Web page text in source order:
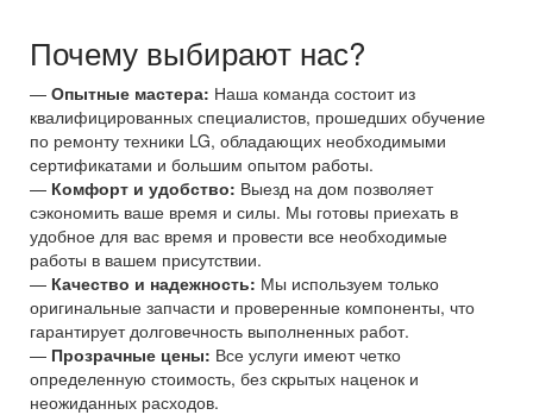
Почему выбирают нас?
— Опытные мастера: Наша команда состоит из
квалифицированных специалистов, прошедших обучение
по ремонту техники LG, обладающих необходимыми
сертификатами и большим опытом работы.
— Комфорт и удобство: Выезд на дом позволяет
сэкономить ваше время и силы. Мы готовы приехать в
удобное для вас время и провести все необходимые
работы в вашем присутствии.
— Качество и надежность: Мы используем только
оригинальные запчасти и проверенные компоненты, что
гарантирует долговечность выполненных работ.
— Прозрачные цены: Все услуги имеют четко
определенную стоимость, без скрытых наценок и
неожиданных расходов.